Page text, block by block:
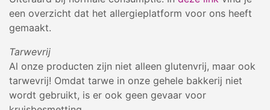
een overzicht dat het allergieplatform voor ons heeft
gemaakt.
Tarwevrij
Al onze producten zijn niet alleen glutenvrij, maar ook
tarwevrij! Omdat tarwe in onze gehele bakkerij niet
wordt gebruikt, is er ook geen gevaar voor